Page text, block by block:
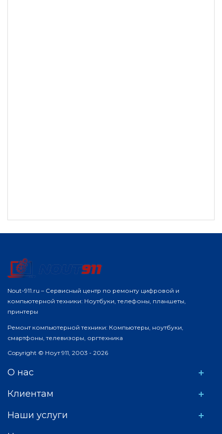
Nout-911.ru – Сервисный центр по ремонту цифровой и
компьютерной техники: Ноутбуки, телефоны, планшеты,
принтеры
Ремонт компьютерной техники: Компьютеры, ноутбуки,
смартфоны, телевизоры, оргтехника
Copyright © Ноут 911, 2003 - 2026
О нас
Клиентам
Наши услуги